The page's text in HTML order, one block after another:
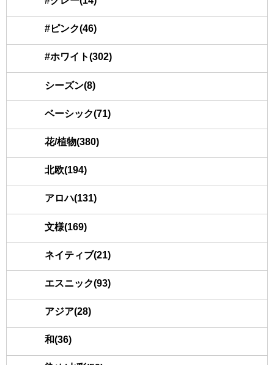
#ピンク(46)
#ホワイト(302)
シーズン(8)
ベーシック(71)
花/植物(380)
北欧(194)
アロハ(131)
文様(169)
ネイティブ(21)
エスニック(93)
アジア(28)
和(36)